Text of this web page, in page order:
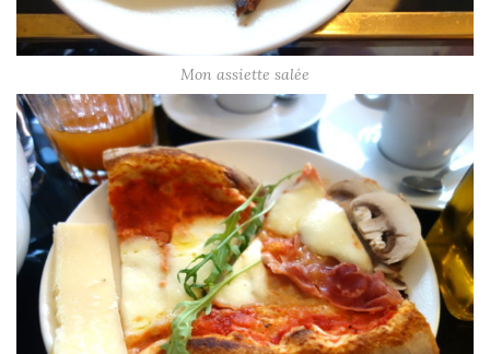
Mon assiette salée